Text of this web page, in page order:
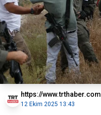
https://www.trthaber.com
12 Ekim 2025 13:43